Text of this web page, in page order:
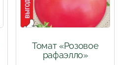
Томат «Розовое
рафаэлло»